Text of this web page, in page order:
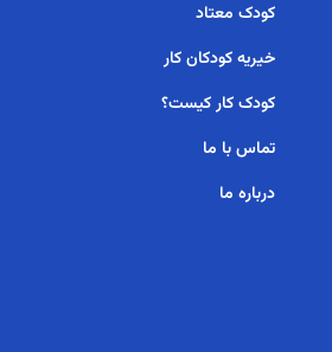
کودک معتاد
خیریه کودکان کار
کودک کار کیست؟
تماس با ما
درباره ما